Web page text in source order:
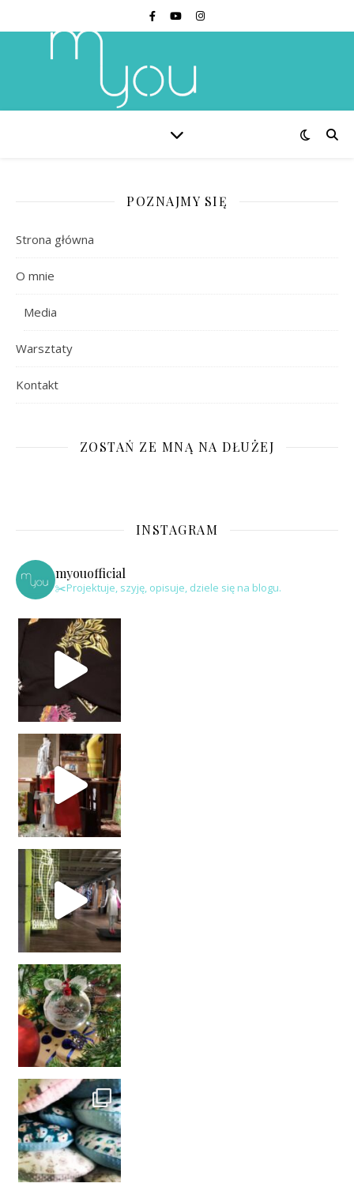
POZNAJMY SIĘ
Strona główna
O mnie
Media
Warsztaty
Kontakt
ZOSTAŃ ZE MNĄ NA DŁUŻEJ
INSTAGRAM
myouofficial
✂️Projektuje, szyję, opisuje, dziele się na blogu.